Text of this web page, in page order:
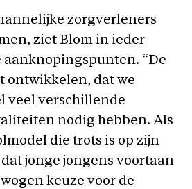
zorgverleners
ziet Blom in ieder
aanknopingspunten. “De
ontwikkelen, dat we
veel verschillende
nodig hebben. Als
die trots is op zijn
jonge jongens voortaan
keuze voor de